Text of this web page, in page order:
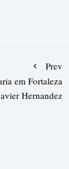
Prev
em Fortaleza
Hernandez